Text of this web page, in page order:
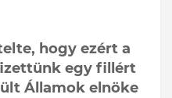
hogy ezért a
egy fillért
Államok elnöke